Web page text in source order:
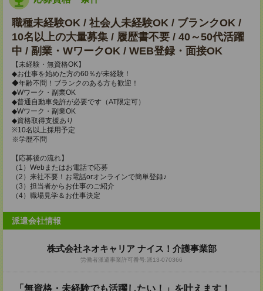
職種未経験OK / 社会人未経験OK / ブランクOK /
10名以上の大量募集 / 履歴書不要 / 40～50代活躍
中 / 副業・WワークOK / WEB登録・面接OK
【未経験・無資格OK】
◆お仕事を始めた方の60％が未経験！
◆年齢不問！ブランクのある方も歓迎！
◆Wワーク・副業OK
◆普通自動車免許が必要です（AT限定可）
◆Wワーク・副業OK
◆資格取得支援あり
※10名以上採用予定
※学歴不問
【応募後の流れ】
（1）Webまたはお電話で応募
（2）来社不要！お電話orオンラインで簡単登録♪
（3）担当者からお仕事のご紹介
（4）職場見学＆お仕事決定
派遣会社情報
株式会社ネオキャリア ナイス！介護事業部
労働者派遣事業許可番号:派13-070366
「無資格・未経験でも活躍したい！」を叶えます！